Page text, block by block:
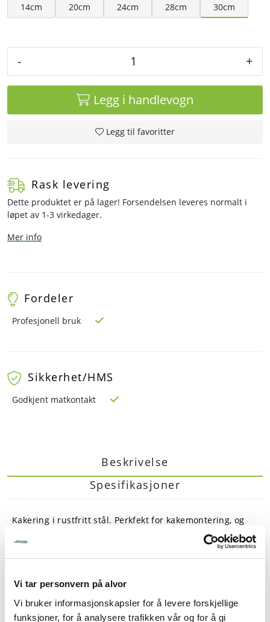
Vi tar personvern på alvor
Vi bruker informasjonskapsler for å levere forskjellige
funksjoner, for å analysere trafikken vår og for å gi
14cm
20cm 24cm 28cm 30cm
- +
Legg i handlevogn
Legg til favoritter
Beskrivelse
Spesifikasjoner
Kakering i rustfritt stål. Perkfekt for kakemontering, og
Rask levering
Dette produktet er på lager! Forsendelsen leveres normalt i
løpet av 1-3 virkedager.
Mer info
Fordeler
Profesjonell bruk
Sikkerhet/HMS
Godkjent matkontakt